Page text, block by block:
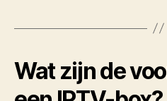
Wat zijn de